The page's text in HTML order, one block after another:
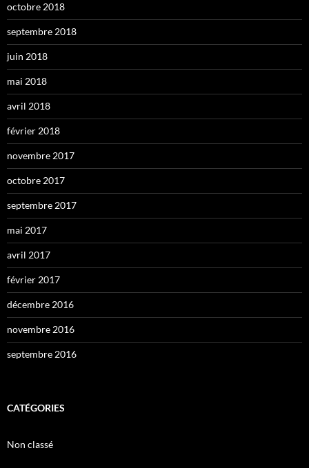
octobre 2018
septembre 2018
juin 2018
mai 2018
avril 2018
février 2018
novembre 2017
octobre 2017
septembre 2017
mai 2017
avril 2017
février 2017
décembre 2016
novembre 2016
septembre 2016
CATÉGORIES
Non classé